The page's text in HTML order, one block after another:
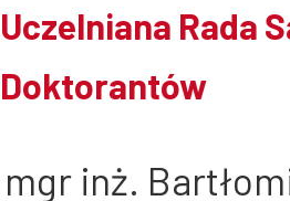
Uczelniana Rada
Doktorantów
mgr inż.